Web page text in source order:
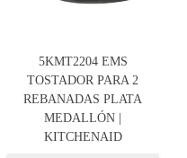
5KMT2204 EMS
TOSTADOR PARA 2
REBANADAS PLATA
MEDALLÓN |
KITCHENAID